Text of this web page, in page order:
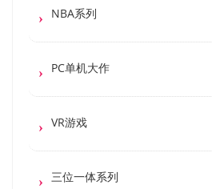
NBA系列
PC单机大作
VR游戏
三位一体系列